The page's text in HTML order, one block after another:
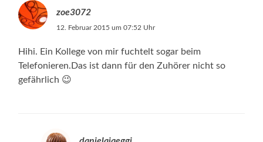
zoe3072
12. Februar 2015 um 07:52 Uhr
Hihi. Ein Kollege von mir fuchtelt sogar beim
Telefonieren.Das ist dann für den Zuhörer nicht so
gefährlich 😉